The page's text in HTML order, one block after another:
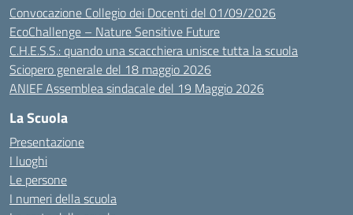
Convocazione Collegio dei Docenti del 01/09/2026
EcoChallenge – Nature Sensitive Future
C.H.E.S.S.: quando una scacchiera unisce tutta la scuola
Sciopero generale del 18 maggio 2026
ANIEF Assemblea sindacale del 19 Maggio 2026
La Scuola
Presentazione
I luoghi
Le persone
I numeri della scuola